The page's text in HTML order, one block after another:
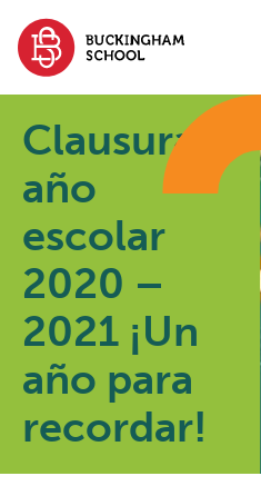
contenido
Clausura
año
escolar
2020 –
2021 ¡Un
año para
recordar!